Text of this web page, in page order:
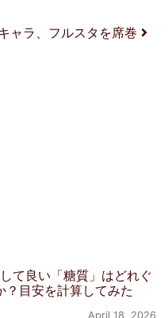
ン
ラ、フルスタを席巻
て良い「糖質」はどれぐ
？目安を計算してみた
April 18, 2026